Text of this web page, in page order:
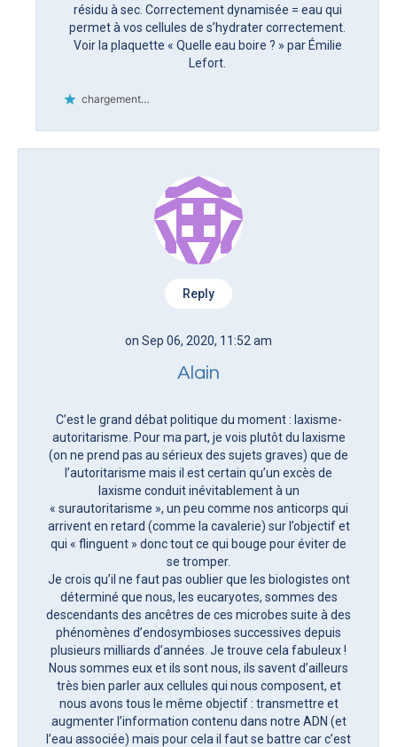
résidu à sec. Correctement dynamisée = eau qui
permet à vos cellules de s’hydrater correctement.
Voir la plaquette « Quelle eau boire ? » par Émilie
Lefort.
chargement…
Reply
on Sep 06, 2020, 11:52 am
Alain
C’est le grand débat politique du moment : laxisme-
autoritarisme. Pour ma part, je vois plutôt du laxisme
(on ne prend pas au sérieux des sujets graves) que de
l’autoritarisme mais il est certain qu’un excès de
laxisme conduit inévitablement à un
« surautoritarisme », un peu comme nos anticorps qui
arrivent en retard (comme la cavalerie) sur l’objectif et
qui « flinguent » donc tout ce qui bouge pour éviter de
se tromper.
Je crois qu’il ne faut pas oublier que les biologistes ont
déterminé que nous, les eucaryotes, sommes des
descendants des ancêtres de ces microbes suite à des
phénomènes d’endosymbioses successives depuis
plusieurs milliards d’années. Je trouve cela fabuleux !
Nous sommes eux et ils sont nous, ils savent d’ailleurs
très bien parler aux cellules qui nous composent, et
nous avons tous le même objectif : transmettre et
augmenter l’information contenu dans notre ADN (et
l’eau associée) mais pour cela il faut se battre car c’est